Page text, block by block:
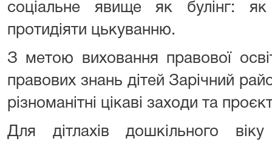
соціальне явище як булінг:
протидіяти цькуванню.
З метою виховання правової
правових знань дітей Зарічний
різноманітні цікаві заходи та
Для дітлахів дошкільного